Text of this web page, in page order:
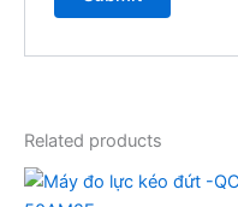
Related products